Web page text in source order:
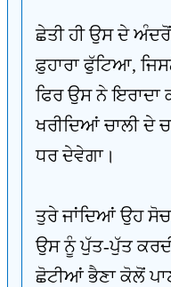
ਛੇਤੀ ਹੀ ਉਸ ਦੇ
ਫ਼ੁਹਾਰਾ ਫੁੱਟਿਆ,
ਫਿਰ ਉਸ ਨੇ ਇਰਾਦਾ
ਖਰੀਦਿਆਂ ਚਾਲੀ ਦੇ
ਧਰ ਦੇਵੇਗਾ।
ਤੁਰੇ ਜਾਂਦਿਆਂ ਉਹ ਸੋਚ
ਉਸ ਨੂੰ ਪੁੱਤ-ਪੁੱਤ
ਛੋਟੀਆਂ ਭੈਣਾ ਕੋਲੋਂ